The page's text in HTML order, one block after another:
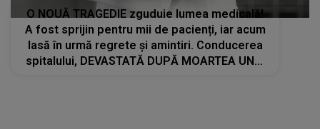
O NOUĂ TRAGEDIE zguduie lumea medicală!
A fost sprijin pentru mii de pacienți, iar acum
lasă în urmă regrete și amintiri. Conducerea
spitalului, DEVASTATĂ DUPĂ MOARTEA UNUI